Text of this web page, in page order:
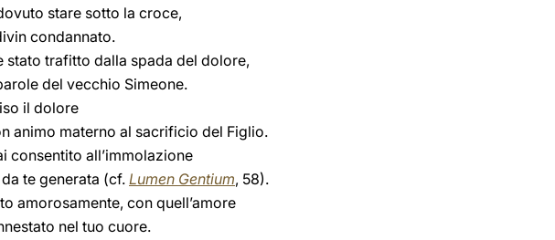
stare sotto la croce,
condannato.
stato trafitto dalla spada del dolore,
del vecchio Simeone.
il dolore
animo materno al sacrificio del Figlio.
consentito all’immolazione
te generata (cf. Lumen Gentium, 58).
amorosamente, con quell’amore
nel tuo cuore.